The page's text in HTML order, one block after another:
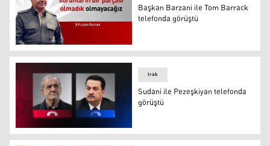
Başkan Barzani ile Tom Barrack telefonda görüştü
Başkan Barzani ile Tom Barrack
telefonda görüştü
Sudani ile Pezeşkiyan telefonda görüştü
Irak
Sudani ile Pezeşkiyan telefonda
görüştü